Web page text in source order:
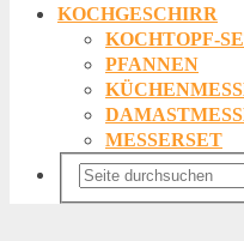
KOCHGESCHIRR
KOCHTOPF-
PFANNEN
MESSERSET